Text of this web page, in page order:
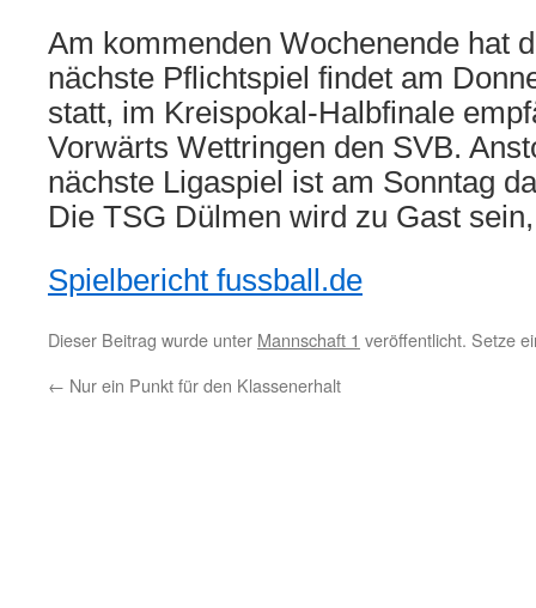
Am kommenden Wochenende hat
nächste Pflichtspiel findet am
statt, im Kreispokal-Halbfinale
Vorwärts Wettringen den SVB.
nächste Ligaspiel ist am Sonntag
Die TSG Dülmen wird zu Gast
Spielbericht fussball.de
Dieser Beitrag wurde unter Mannschaft 1 veröffentlicht. Setze
← Nur ein Punkt für den Klassenerhalt